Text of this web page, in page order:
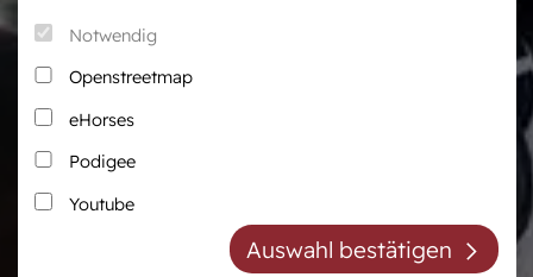
Notwendig
Openstreetmap
eHorses
Podigee
Youtube
Auswahl bestätigen
Downloadcenter
Fanshop
Karriere
Westfälische Pferdezucht
Anreiten und